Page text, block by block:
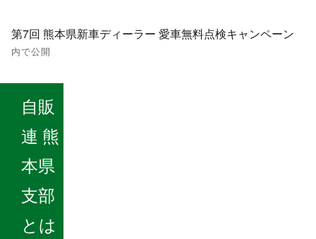
稿
ナ
ビ
ゲ
ー
シ
ョ
第7回 熊本県新車ディーラー 愛車無料点検キャンペーン
内で公開
自販
連 熊
本県
支部
とは